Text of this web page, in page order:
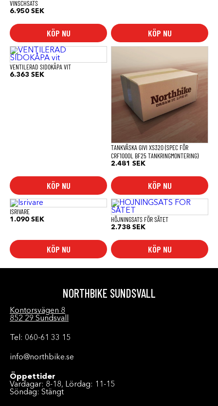
VINSCHSATS
6.950 SEK
KÖP NU KÖP NU
VENTILERAD SIDOKÅPA VIT
6.363 SEK
KÖP NU
TANKVÄSKA GIVI XS320 (SPEC FÖR
CRF1000L BF25 TANKRINGMONTERING)
2.481 SEK
KÖP NU
ISRIVARE
1.090 SEK
KÖP NU
HÖJNINGSATS FÖR SÄTET
2.738 SEK
KÖP NU
NORTHBIKE SUNDSVALL
Kontorsvägen 8
852 29 Sundsvall
Tel: 060-61 33 15
info@northbike.se
Öppettider
Vardagar: 8-18, Lördag: 11-15
Söndag: Stängt